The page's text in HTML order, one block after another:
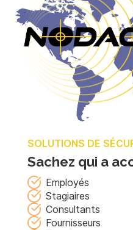
SOLUTIONS DE
Sachez qui a
Employés
Stagiaires
Consultants
Fournisseurs